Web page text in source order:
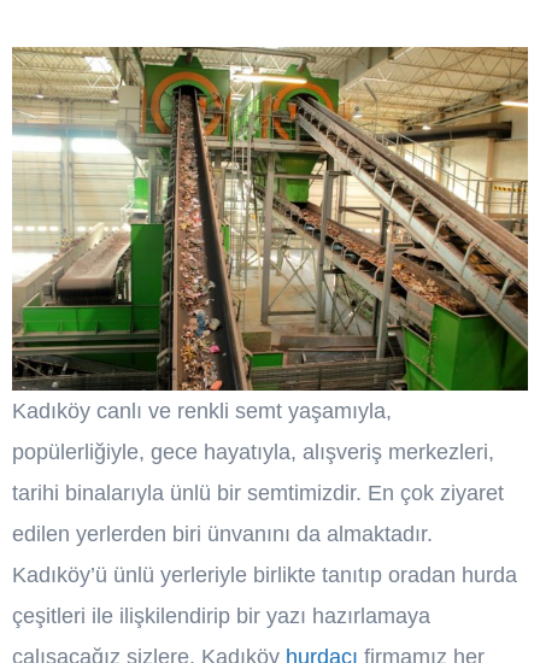
Kadıköy canlı ve renkli semt yaşamıyla,
popülerliğiyle, gece hayatıyla, alışveriş merkezleri,
tarihi binalarıyla ünlü bir semtimizdir. En çok ziyaret
edilen yerlerden biri ünvanını da almaktadır.
Kadıköy’ü ünlü yerleriyle birlikte tanıtıp oradan hurda
çeşitleri ile ilişkilendirip bir yazı hazırlamaya
çalışacağız sizlere. Kadıköy hurdacı firmamız her